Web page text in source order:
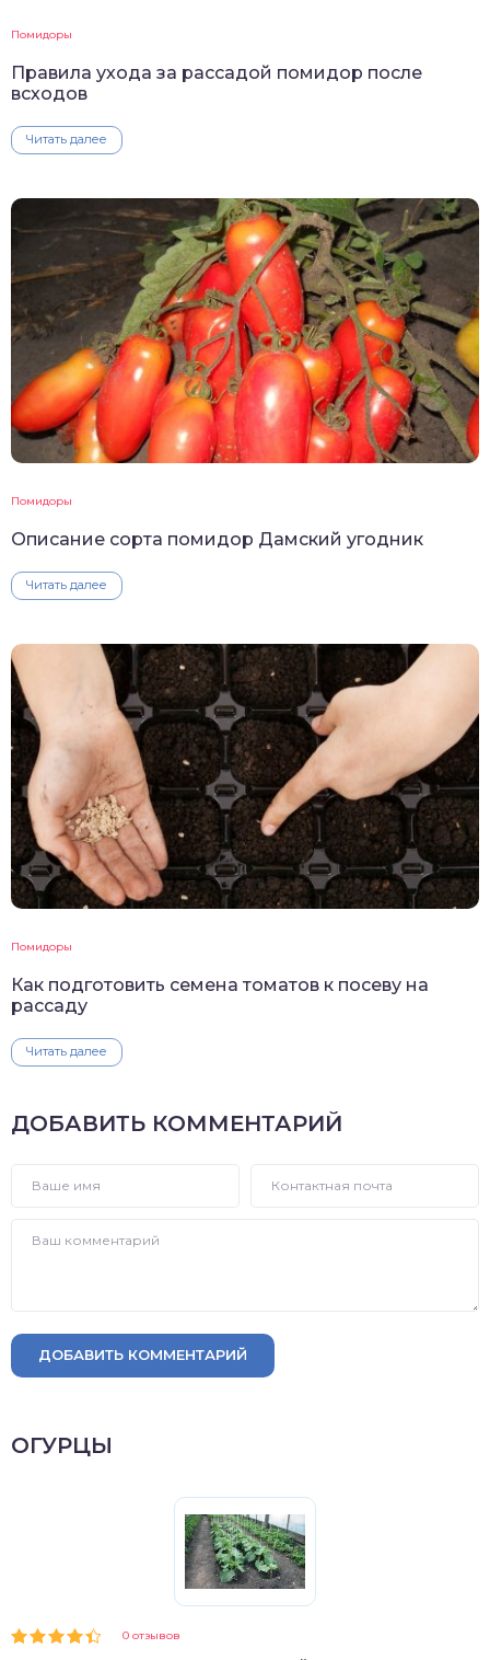
Помидоры
Правила ухода за рассадой помидор после
всходов
Читать далее
Помидоры
Описание сорта помидор Дамский угодник
Читать далее
Помидоры
Как подготовить семена томатов к посеву на
рассаду
Читать далее
ДОБАВИТЬ КОММЕНТАРИЙ
ДОБАВИТЬ КОММЕНТАРИЙ
ОГУРЦЫ
0 отзывов